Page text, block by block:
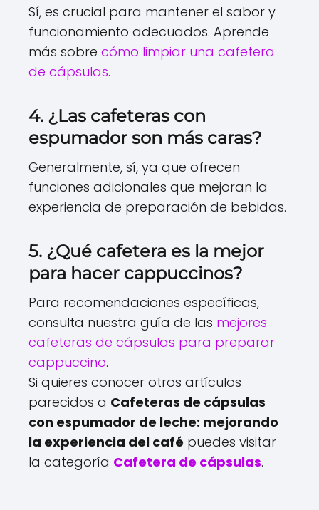
Sí, es crucial para mantener el sabor y
funcionamiento adecuados. Aprende
más sobre cómo limpiar una cafetera
de cápsulas.
4. ¿Las cafeteras con
espumador son más caras?
Generalmente, sí, ya que ofrecen
funciones adicionales que mejoran la
experiencia de preparación de bebidas.
5. ¿Qué cafetera es la mejor
para hacer cappuccinos?
Para recomendaciones específicas,
consulta nuestra guía de las mejores
cafeteras de cápsulas para preparar
cappuccino.
Si quieres conocer otros artículos
parecidos a Cafeteras de cápsulas
con espumador de leche: mejorando
la experiencia del café puedes visitar
la categoría Cafetera de cápsulas.